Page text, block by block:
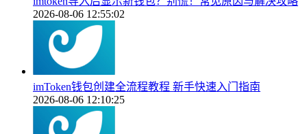
2026-08-06 12:55:02
imToken钱包创建全流程教程 新手快速入门指南
2026-08-06 12:10:25